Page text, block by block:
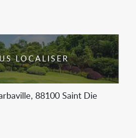
LOCALISER
88100 Saint Die